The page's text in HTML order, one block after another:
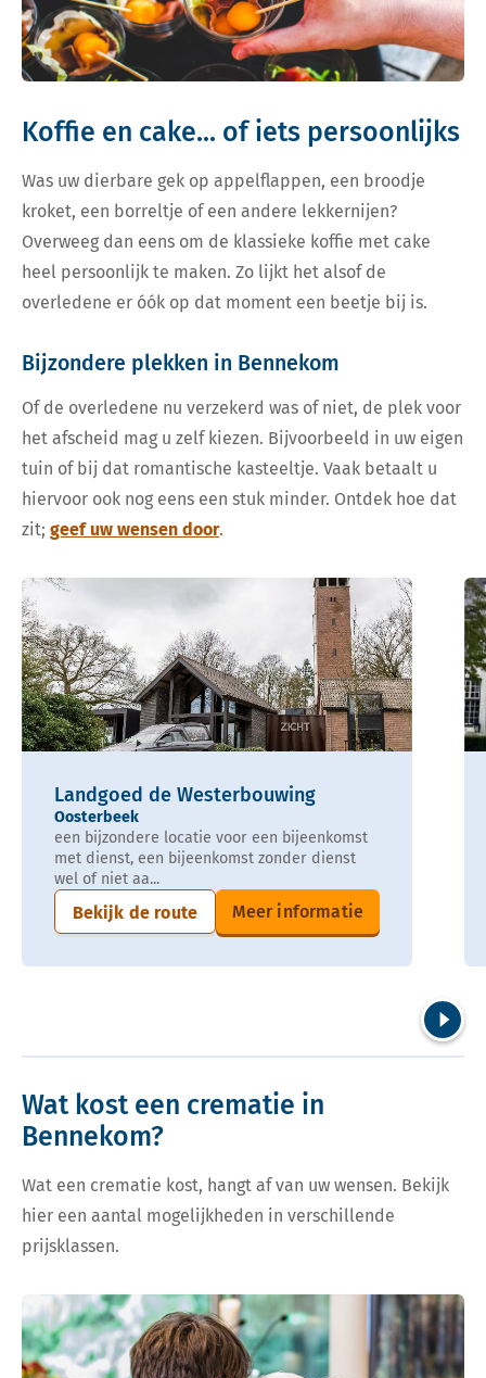
Koffie en cake... of iets persoonlijks
Was uw dierbare gek op appelflappen, een broodje
kroket, een borreltje of een andere lekkernijen?
Overweeg dan eens om de klassieke koffie met cake
heel persoonlijk te maken. Zo lijkt het alsof de
overledene er óók op dat moment een beetje bij is.
Bijzondere plekken in Bennekom
Of de overledene nu verzekerd was of niet, de plek voor
het afscheid mag u zelf kiezen. Bijvoorbeeld in uw eigen
tuin of bij dat romantische kasteeltje. Vaak betaalt u
hiervoor ook nog eens een stuk minder. Ontdek hoe dat
zit; geef uw wensen door.
Landgoed de Westerbouwing
Oosterbeek
een bijzondere locatie voor een bijeenkomst
met dienst, een bijeenkomst zonder dienst
wel of niet aa...
Bekijk de route Meer informatie
Wat kost een crematie in
Bennekom?
Wat een crematie kost, hangt af van uw wensen. Bekijk
hier een aantal mogelijkheden in verschillende
prijsklassen.
Bekijk tarieven voor crematie